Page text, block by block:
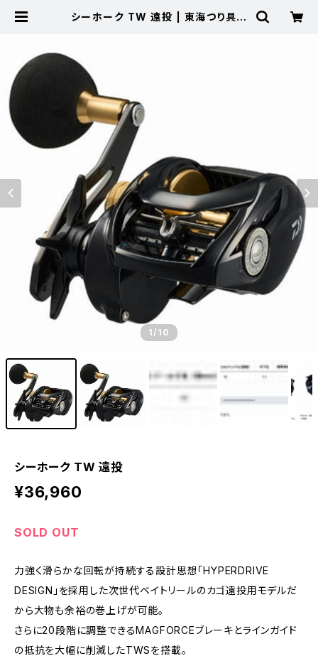
シーホーク TW 遠投 | 東海つり具
1/10
シーホーク TW 遠投
¥36,960
SOLD OUT
力強く滑らかな回転が持続する設計思想「HYPERDRIVE
DESIGN」を採用した次世代ベイトリールのカゴ遠投用モデルだ
から大物も余裕の巻上げが可能。
さらに20段階に調整できるMAGFORCEブレーキとラインガイド
の抵抗を大幅に削減したTWSを搭載。